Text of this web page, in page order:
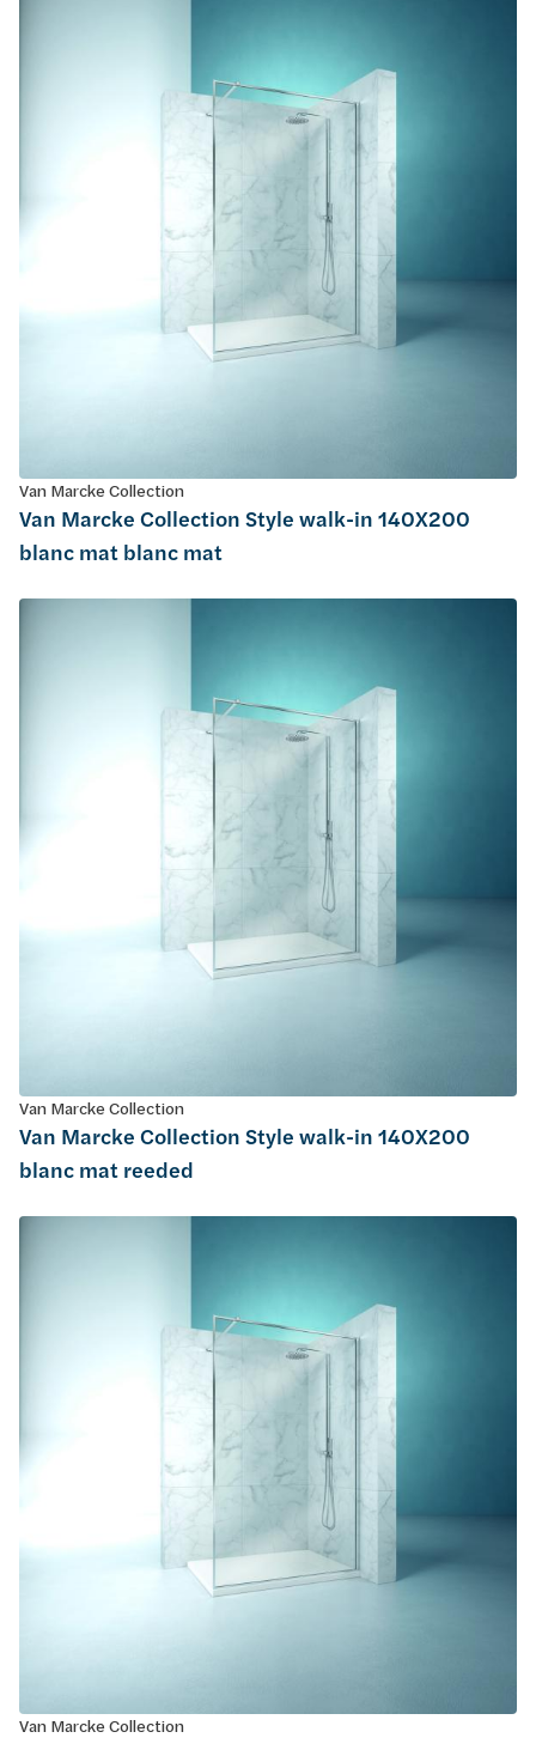
Van Marcke Collection
Van Marcke Collection Style walk-in 140X200
blanc mat blanc mat
Van Marcke Collection
Van Marcke Collection Style walk-in 140X200
blanc mat reeded
Van Marcke Collection